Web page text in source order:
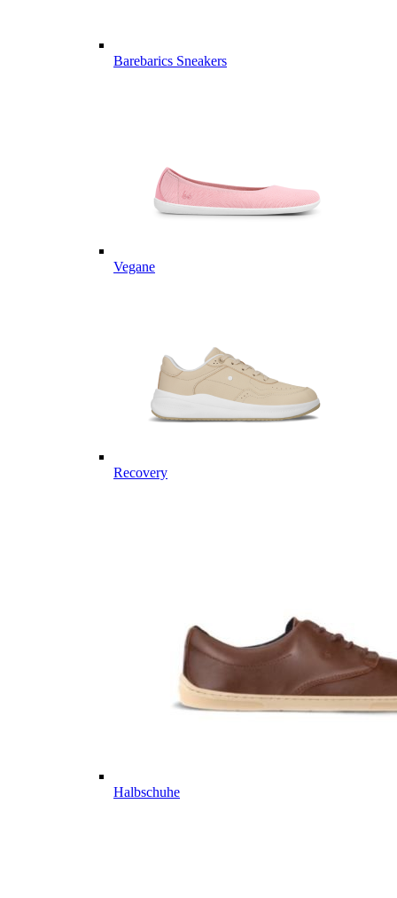
Barebarics Sneakers
Vegane
Recovery
Halbschuhe